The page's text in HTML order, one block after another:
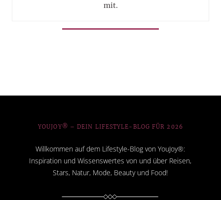
mit.
YOUJOY® – DEIN LIFESTYLE-BLOG FÜR 2026
Willkommen auf dem Lifestyle-Blog von YouJoy®:
Inspiration und Wissenswertes von und über Reisen,
Stars, Natur, Mode, Beauty und Food!